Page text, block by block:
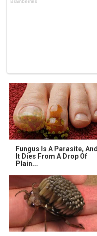
Fungus Is A Parasite, And
It Dies From A Drop Of
Plain...